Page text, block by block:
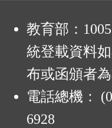
教育部：
統登載資料
布或函頒者為
電話總機：
6928